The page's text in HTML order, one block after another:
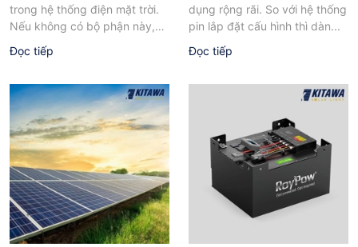
trong hệ thống điện mặt trời.
Nếu không có bộ phận này,
nguồn...
Đọc tiếp
dụng rộng rãi. So với hệ thống
pin lắp đặt cấu hình thì dàn...
Đọc tiếp